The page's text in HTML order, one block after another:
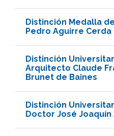
Distinción Medalla
Pedro Aguirre Cerda
Distinción
Arquitecto Claude
Brunet de Baines
Distinción
Doctor José Joaquín